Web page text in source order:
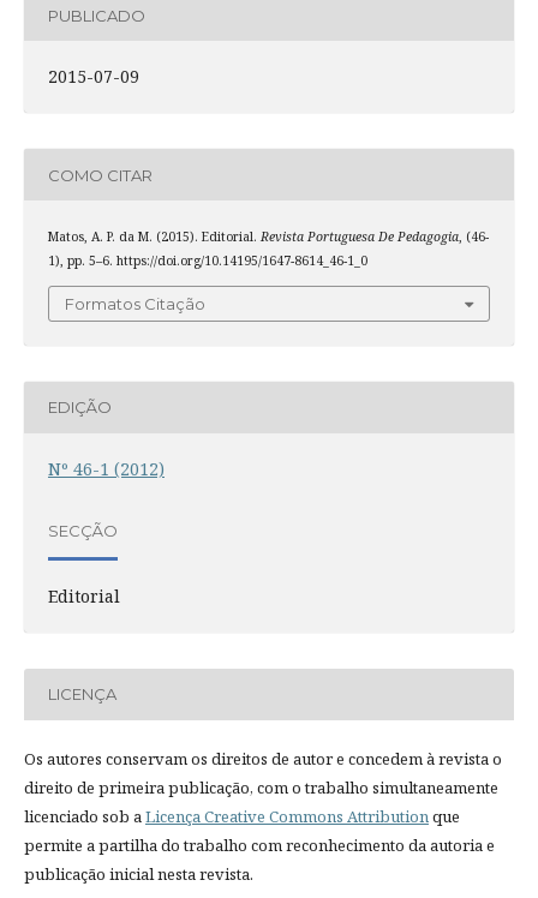
PUBLICADO
2015-07-09
COMO CITAR
Matos, A. P. da M. (2015). Editorial. Revista Portuguesa De Pedagogia, (46-
1), pp. 5–6. https://doi.org/10.14195/1647-8614_46-1_0
Formatos Citação
EDIÇÃO
Nº 46-1 (2012)
SECÇÃO
Editorial
LICENÇA
Os autores conservam os direitos de autor e concedem à revista o
direito de primeira publicação, com o trabalho simultaneamente
licenciado sob aLicença Creative Commons Attributionque
permite a partilha do trabalho com reconhecimento da autoria e
publicação inicial nesta revista.